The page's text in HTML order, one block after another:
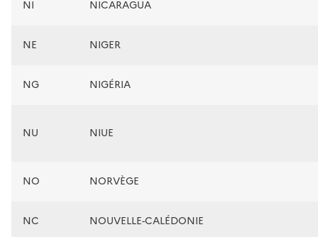
NI NICARAGUA
NE NIGER
NG NIGÉRIA
NU NIUE
NO NORVÈGE
NC NOUVELLE-CALÉDONIE